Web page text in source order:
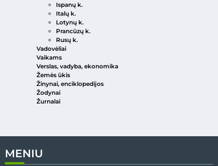
Ispanų k.
Italų k.
Lotynų k.
Prancūzų k.
Rusų k.
Vadovėliai
Vaikams
Verslas, vadyba, ekonomika
Žemės ūkis
Žinynai, enciklopedijos
Žodynai
Žurnalai
MENIU